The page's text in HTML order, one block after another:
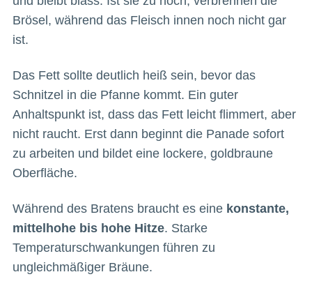
Brösel, während das Fleisch innen noch nicht gar
ist.
Das Fett sollte deutlich heiß sein, bevor das
Schnitzel in die Pfanne kommt. Ein guter
Anhaltspunkt ist, dass das Fett leicht flimmert, aber
nicht raucht. Erst dann beginnt die Panade sofort
zu arbeiten und bildet eine lockere, goldbraune
Oberfläche.
Während des Bratens braucht es eine konstante,
mittelhohe bis hohe Hitze. Starke
Temperaturschwankungen führen zu
ungleichmäßiger Bräune.